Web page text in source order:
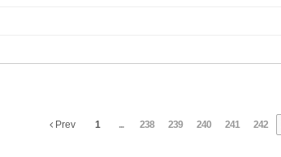
Prev 1 ... 238 239 240 241 242